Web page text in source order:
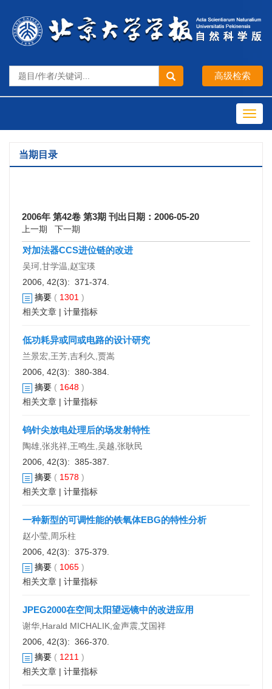
当期目录
2006年 第42卷 第3期 刊出日期：2006-05-20
上一期 下一期
对加法器CCS进位链的改进
吴珂,甘学温,赵宝瑛
2006, 42(3): 371-374.
摘要 ( 1301 )
相关文章 | 计量指标
低功耗异或同或电路的设计研究
兰景宏,王芳,吉利久,贾嵩
2006, 42(3): 380-384.
摘要 ( 1648 )
相关文章 | 计量指标
钨针尖放电处理后的场发射特性
陶雄,张兆祥,王鸣生,吴越,张耿民
2006, 42(3): 385-387.
摘要 ( 1578 )
相关文章 | 计量指标
一种新型的可调性能的铁氧体EBG的特性分析
赵小莹,周乐柱
2006, 42(3): 375-379.
摘要 ( 1065 )
相关文章 | 计量指标
JPEG2000在空间太阳望远镜中的改进应用
谢华,Harald MICHALIK,金声震,艾国祥
2006, 42(3): 366-370.
摘要 ( 1211 )
相关文章 | 计量指标